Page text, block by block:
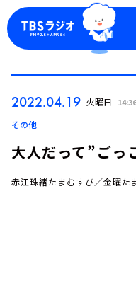
2022.04.19 火曜日 14:36
その他
大人だって”ごっ
赤江珠緒たまむすび／金曜た